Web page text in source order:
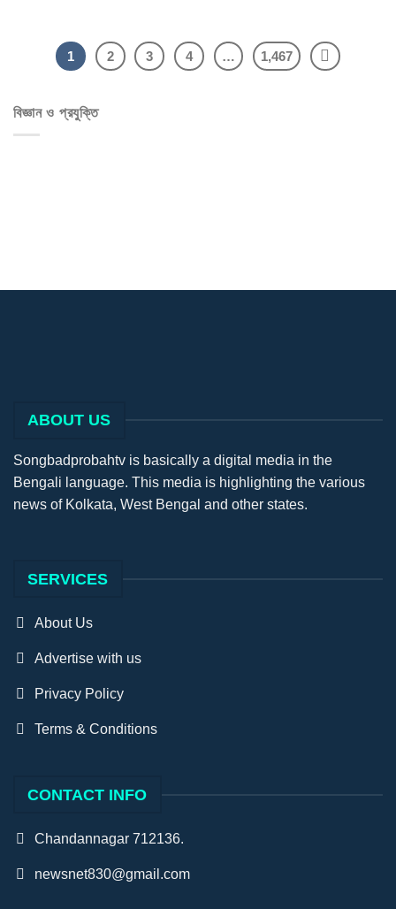
1 2 3 4 … 1,467
বিজ্ঞান ও প্রযুক্তি
ABOUT US
Songbadprobahtv is basically a digital media in the
Bengali language. This media is highlighting the various
news of Kolkata, West Bengal and other states.
SERVICES
About Us
Advertise with us
Privacy Policy
Terms & Conditions
CONTACT INFO
Chandannagar 712136.
newsnet830@gmail.com